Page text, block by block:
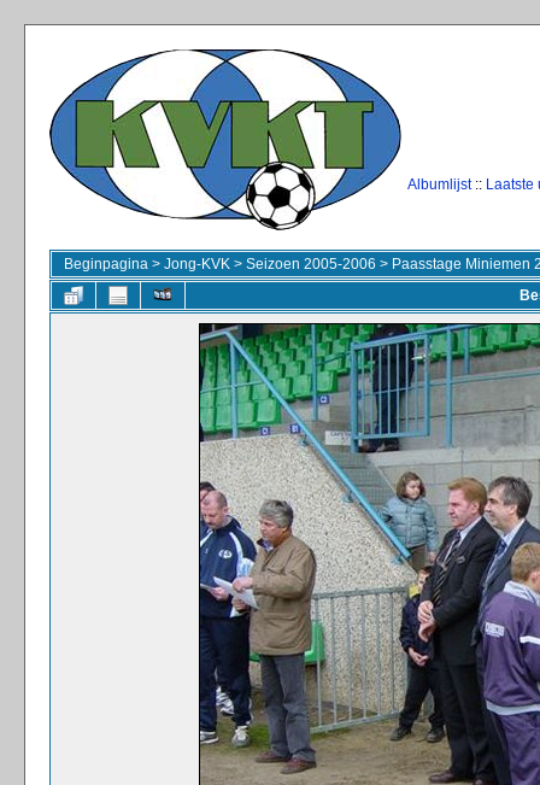
Albumlijst:: Laatste
Beginpagina > Jong-KVK > Seizoen 2005-2006 > Paasstage Miniemen